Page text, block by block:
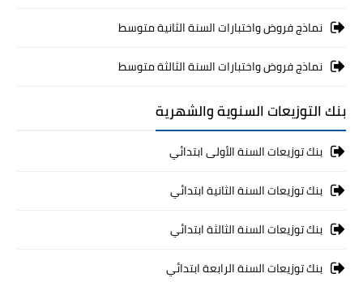
نماذج فروض واختبارات السنة الثانية متوسط
نماذج فروض واختبارات السنة الثالثة متوسط
بنك التوزيعات السنوية والشهرية
بنك توزيعات السنة الأولى ابتدائي
بنك توزيعات السنة الثانية ابتدائي
بنك توزيعات السنة الثالثة ابتدائي
بنك توزيعات السنة الرابعة ابتدائي